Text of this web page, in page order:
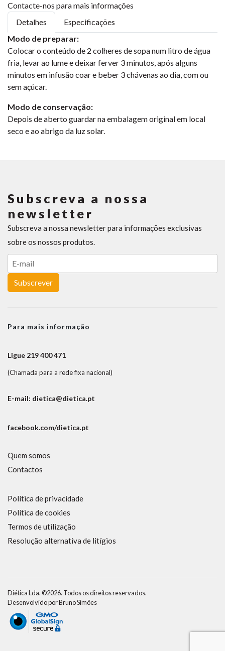
Contacte-nos para mais informações
Detalhes
Especificações
Modo de preparar:
Colocar o conteúdo de 2 colheres de sopa num litro de água
fria, levar ao lume e deixar ferver 3 minutos, após alguns
minutos em infusão coar e beber 3 chávenas ao dia, com ou
sem açúcar.
Modo de conservação:
Depois de aberto guardar na embalagem original em local
seco e ao abrigo da luz solar.
Subscreva a nossa
newsletter
Subscreva a nossa newsletter para informações exclusivas
sobre os nossos produtos.
Subscrever
Para mais informação
Ligue 219 400 471
(Chamada para a rede fixa nacional)
E-mail: dietica@dietica.pt
facebook.com/dietica.pt
Quem somos
Contactos
Política de privacidade
Política de cookies
Termos de utilização
Resolução alternativa de litígios
Diética Lda. ©2026. Todos os direitos reservados.
Desenvolvido porBruno Simões